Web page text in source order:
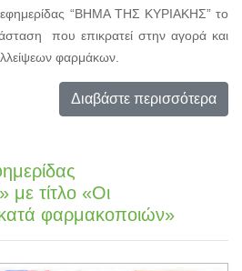
εφημερίδας “ΒΗΜΑ ΤΗΣ ΚΥΡΙΑΚΗΣ” το
που επικρατεί στην αγορά και
φαρμάκων.
Διαβάστε περισσότερα
τίτλο «Οι
φαρμακοποιών»